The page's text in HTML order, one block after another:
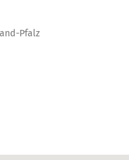
Pfalz